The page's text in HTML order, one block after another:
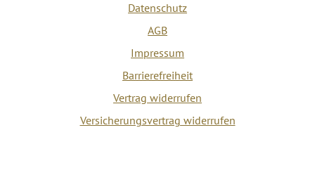
Datenschutz
AGB
Impressum
Barrierefreiheit
Vertrag widerrufen
Versicherungsvertrag widerrufen